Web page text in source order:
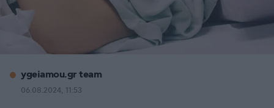
ygeiamou.gr team
06.08.2024, 11:53